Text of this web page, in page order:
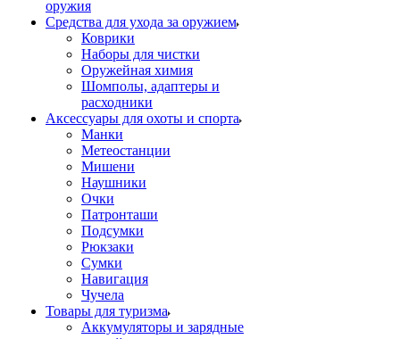
оружия
Средства для ухода за оружием
Коврики
Наборы для чистки
Оружейная химия
Шомполы, адаптеры и
расходники
Аксессуары для охоты и спорта
Манки
Метеостанции
Мишени
Наушники
Очки
Патронташи
Подсумки
Рюкзаки
Сумки
Навигация
Чучела
Товары для туризма
Аккумуляторы и зарядные